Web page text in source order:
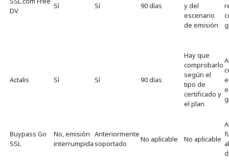
DV
Sí Sí 90 días
y del
escenario
de emisión
Actalis Sí Sí 90 días
Hay que
comprobarlo
según el
tipo de
certificado y
el plan
Buypass Go
SSL
No, emisión
interrumpida
Anteriormente
soportado
No aplicable No aplicable